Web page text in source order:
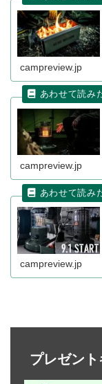
campreview.jp
campreview.jp
campreview.jp
プレゼン